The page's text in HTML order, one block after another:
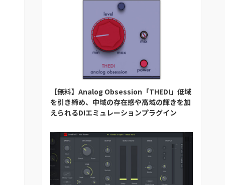
【無料】Analog Obsession「THEDI」低域
を引き締め、中域の存在感や高域の輝きを加
えられるDIエミュレーションプラグイン